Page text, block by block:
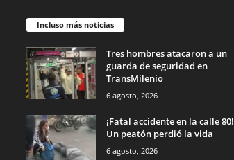
Incluso más noticias
Tres hombres atacaron a un
guarda de seguridad en
TransMilenio
6 agosto, 2026
¡Fatal accidente en la calle 80!
Un peatón perdió la vida
6 agosto, 2026